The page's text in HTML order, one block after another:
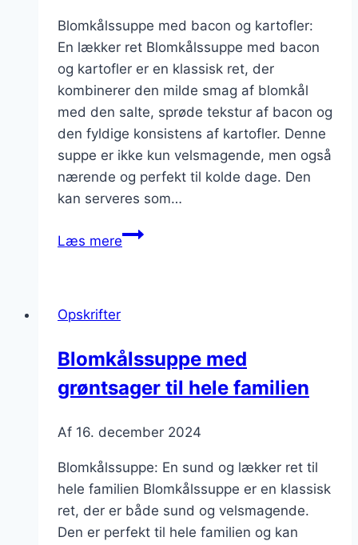
Blomkålssuppe med bacon og kartofler:
En lækker ret Blomkålssuppe med bacon
og kartofler er en klassisk ret, der
kombinerer den milde smag af blomkål
med den salte, sprøde tekstur af bacon og
den fyldige konsistens af kartofler. Denne
suppe er ikke kun velsmagende, men også
nærende og perfekt til kolde dage. Den
kan serveres som…
Læs mereBlomkålssuppe
Opskrifter
Blomkålssuppe med
grøntsager til hele familien
Af 16. december 2024
Blomkålssuppe: En sund og lækker ret til
hele familien Blomkålssuppe er en klassisk
ret, der er både sund og velsmagende.
Den er perfekt til hele familien og kan